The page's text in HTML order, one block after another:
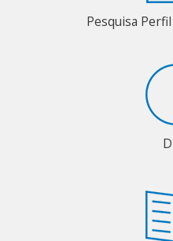
Pesquisa